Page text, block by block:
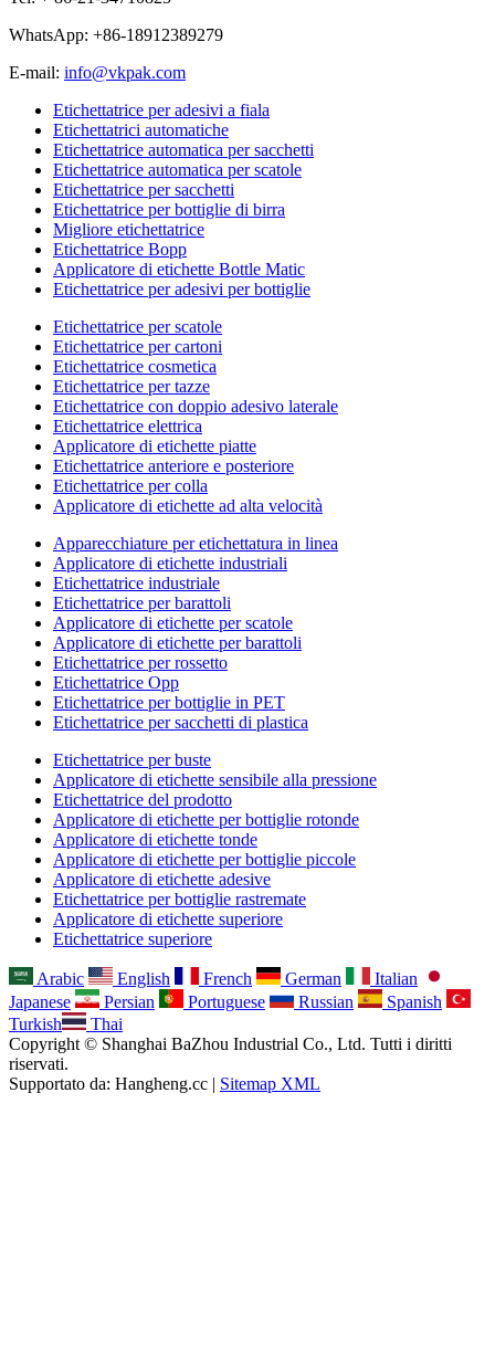
WhatsApp: +86-18912389279
E-mail: info@vkpak.com
Etichettatrice per adesivi a fiala
Etichettatrici automatiche
Etichettatrice automatica per sacchetti
Etichettatrice automatica per scatole
Etichettatrice per sacchetti
Etichettatrice per bottiglie di birra
Migliore etichettatrice
Etichettatrice Bopp
Applicatore di etichette Bottle Matic
Etichettatrice per adesivi per bottiglie
Etichettatrice per scatole
Etichettatrice per cartoni
Etichettatrice cosmetica
Etichettatrice per tazze
Etichettatrice con doppio adesivo laterale
Etichettatrice elettrica
Applicatore di etichette piatte
Etichettatrice anteriore e posteriore
Etichettatrice per colla
Applicatore di etichette ad alta velocità
Apparecchiature per etichettatura in linea
Applicatore di etichette industriali
Etichettatrice industriale
Etichettatrice per barattoli
Applicatore di etichette per scatole
Applicatore di etichette per barattoli
Etichettatrice per rossetto
Etichettatrice Opp
Etichettatrice per bottiglie in PET
Etichettatrice per sacchetti di plastica
Etichettatrice per buste
Applicatore di etichette sensibile alla pressione
Etichettatrice del prodotto
Applicatore di etichette per bottiglie rotonde
Applicatore di etichette tonde
Applicatore di etichette per bottiglie piccole
Applicatore di etichette adesive
Etichettatrice per bottiglie rastremate
Applicatore di etichette superiore
Etichettatrice superiore
Arabic English French German
Italian
Japanese
Persian Portuguese Russian
Spanish
Turkish
Thai
Copyright © Shanghai BaZhou Industrial Co., Ltd. Tutti i diritti
riservati.
Supportato da: Hangheng.cc | Sitemap XML